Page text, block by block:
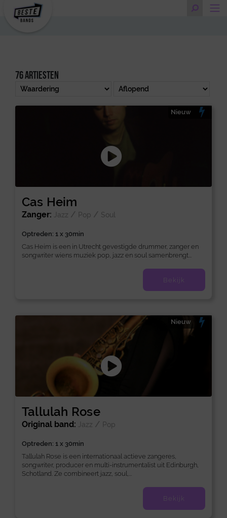
76 artiesten
Cas Heim
Nieuw
Zanger: Jazz / Pop / Soul
Optreden: 1 x 30min
Cas Heim is een in Utrecht gevestigde drummer, zanger en
songwriter wiens muziek pop, jazz en soul samenbrengt...
Bekijk
Tallulah Rose
Nieuw
Original band: Jazz / Pop
Optreden: 1 x 30min
Tallulah Rose is een internationaal actieve zangeres,
songwriter, producer en multi-instrumentalist uit Edinburgh,
Schotland. Ze combineert jazz, soul,...
Bekijk